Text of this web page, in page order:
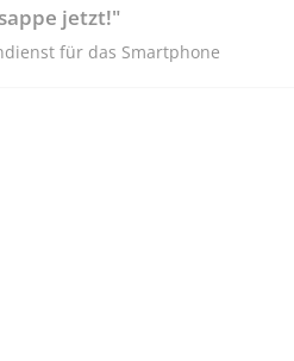
jetzt!"
für das Smartphone